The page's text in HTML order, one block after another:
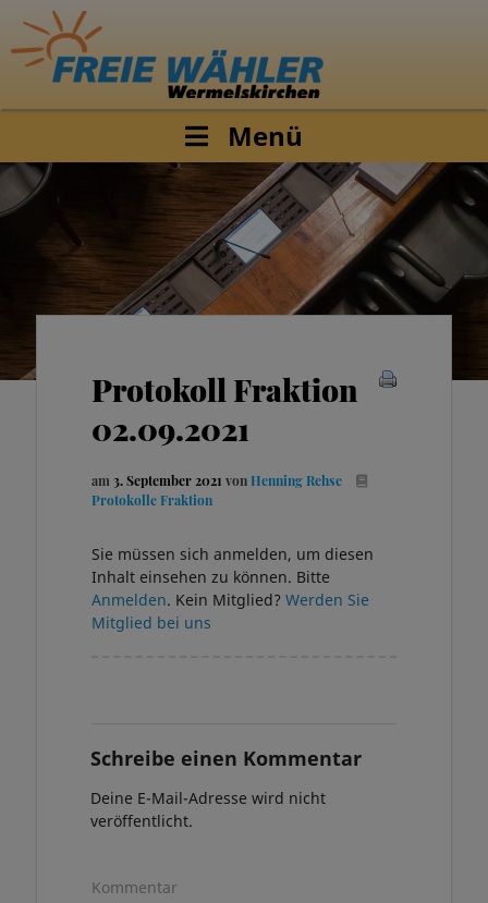
Menü
Protokoll Fraktion
02.09.2021
am 3. September 2021 von Henning Rehse
Protokolle Fraktion
Sie müssen sich anmelden, um diesen
Inhalt einsehen zu können. Bitte
Anmelden. Kein Mitglied? Werden Sie
Mitglied bei uns
Schreibe einen Kommentar
Deine E-Mail-Adresse wird nicht
veröffentlicht.
Kommentar